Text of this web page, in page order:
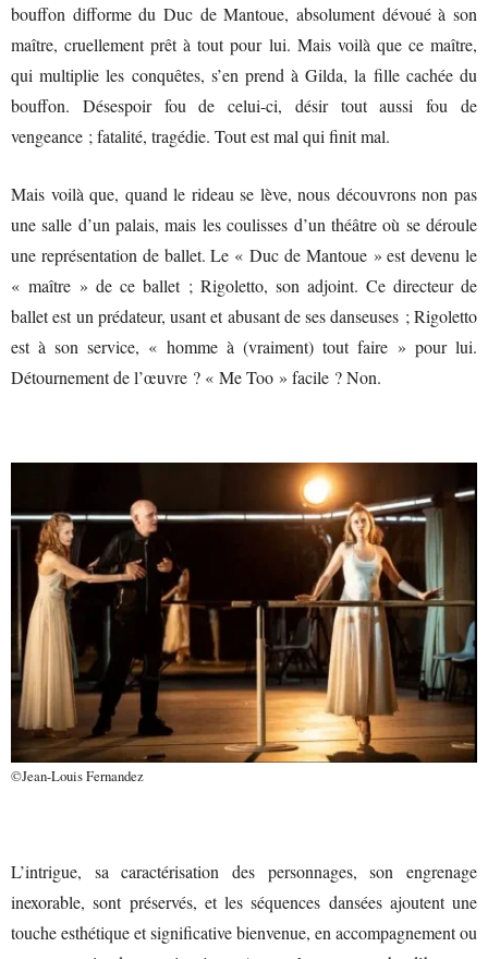
bouffon difforme du Duc de Mantoue, absolument dévoué à son
maître, cruellement prêt à tout pour lui. Mais voilà que ce maître,
qui multiplie les conquêtes, s’en prend à Gilda, la fille cachée du
bouffon. Désespoir fou de celui-ci, désir tout aussi fou de
vengeance ; fatalité, tragédie. Tout est mal qui finit mal.
Mais voilà que, quand le rideau se lève, nous découvrons non pas
une salle d’un palais, mais les coulisses d’un théâtre où se déroule
une représentation de ballet. Le « Duc de Mantoue » est devenu le
« maître » de ce ballet ; Rigoletto, son adjoint. Ce directeur de
ballet est un prédateur, usant et abusant de ses danseuses ; Rigoletto
est à son service, « homme à (vraiment) tout faire » pour lui.
Détournement de l’œuvre ? « Me Too » facile ? Non.
©Jean-Louis Fernandez
L’intrigue, sa caractérisation des personnages, son engrenage
inexorable, sont préservés, et les séquences dansées ajoutent une
touche esthétique et significative bienvenue, en accompagnement ou